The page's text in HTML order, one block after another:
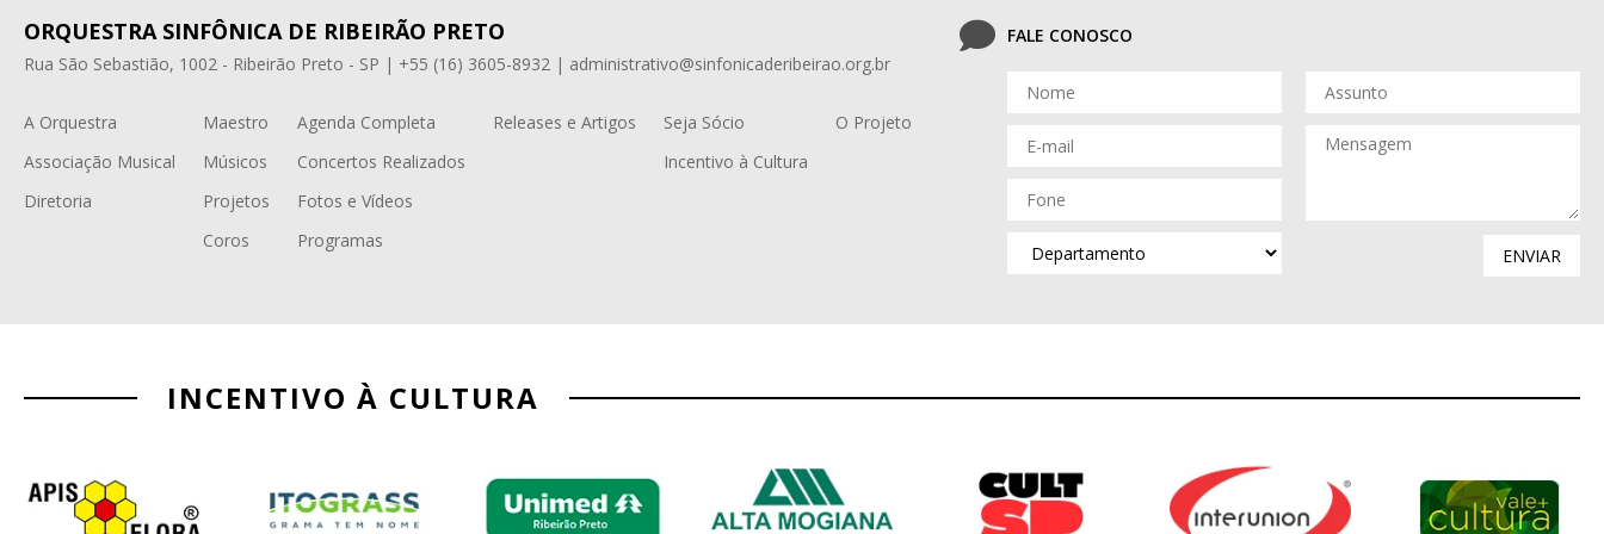
ORQUESTRA SINFÔNICA DE RIBEIRÃO PRETO
Rua São Sebastião, 1002 - Ribeirão Preto - SP | +55 (16) 3605-8932 | administrativo@sinfonicaderibeirao.org.br
A Orquestra
Associação Musical
Diretoria
Maestro
Músicos
Projetos
Coros
Agenda Completa
Concertos Realizados
Fotos e Vídeos
Programas
Releases e Artigos
Seja Sócio
Incentivo à Cultura
O Projeto
FALE CONOSCO
ENVIAR
INCENTIVO À CULTURA